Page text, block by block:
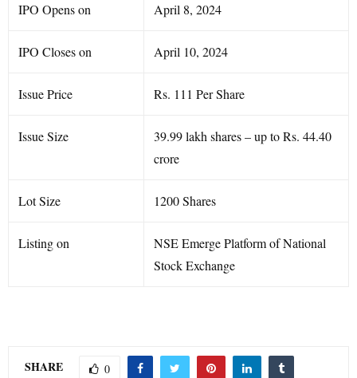
IPO Opens on April 8, 2024
IPO Closes on April 10, 2024
Issue Price Rs. 111 Per Share
Issue Size
39.99 lakh shares – up to Rs. 44.40
crore
Lot Size 1200 Shares
Listing on
NSE Emerge Platform of National
Stock Exchange
SHARE 0